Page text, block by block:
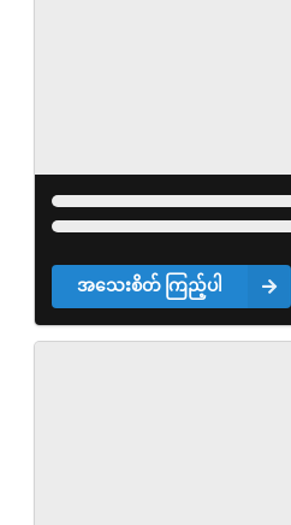
အသေးစိတ် ကြည့်ပါ